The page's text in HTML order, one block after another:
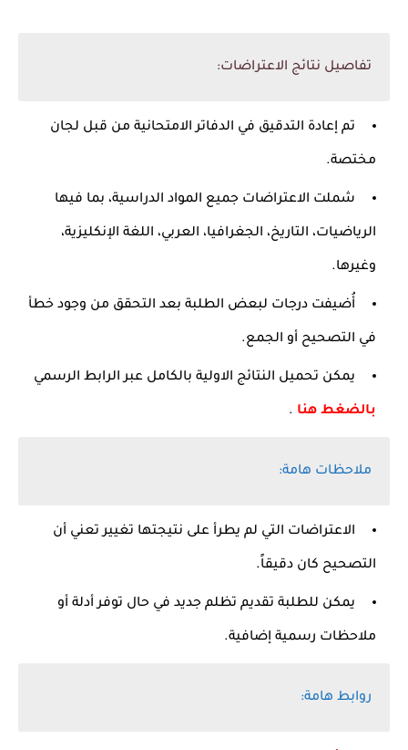
تفاصيل نتائج الاعتراضات:
تم إعادة التدقيق في الدفاتر الامتحانية من قبل لجان
مختصة.
شملت الاعتراضات جميع المواد الدراسية، بما فيها
الرياضيات، التاريخ، الجغرافيا، العربي، اللغة الإنكليزية،
وغيرها.
أُضيفت درجات لبعض الطلبة بعد التحقق من وجود خطأ
في التصحيح أو الجمع.
يمكن تحميل النتائج الاولية بالكامل عبر الرابط الرسمي
بالضغط هنا .
ملاحظات هامة:
الاعتراضات التي لم يطرأ على نتيجتها تغيير تعني أن
التصحيح كان دقيقاً.
يمكن للطلبة تقديم تظلم جديد في حال توفر أدلة أو
ملاحظات رسمية إضافية.
روابط هامة: